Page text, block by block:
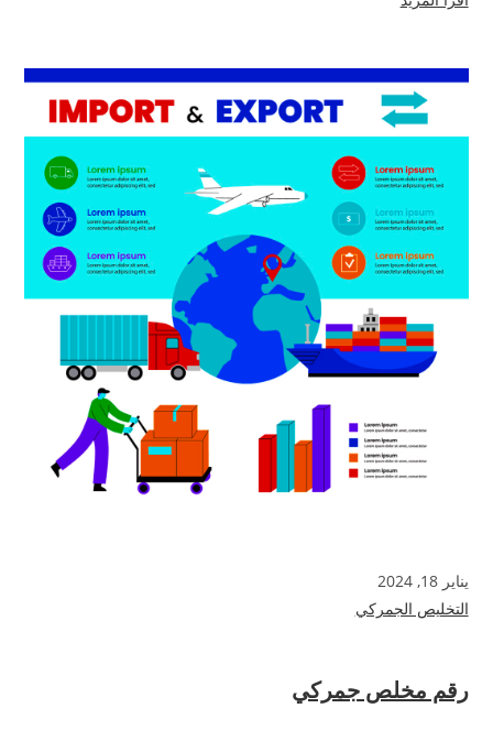
يناير 18, 2024
التخليص الجمركي
رقم مخلص جمركي